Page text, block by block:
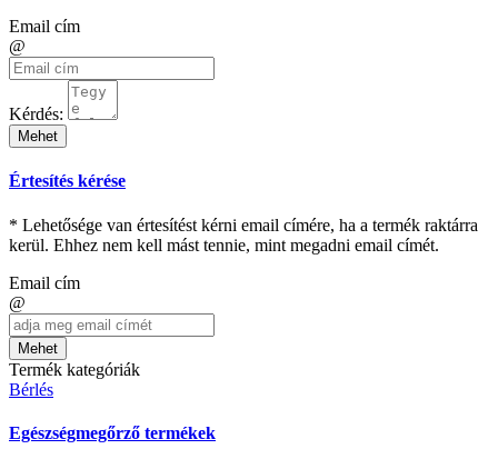
Email cím
@
Kérdés:
Mehet
Értesítés kérése
* Lehetősége van értesítést kérni email címére, ha a termék raktárra
kerül. Ehhez nem kell mást tennie, mint megadni email címét.
Email cím
@
Mehet
Termék kategóriák
Bérlés
Egészségmegőrző termékek